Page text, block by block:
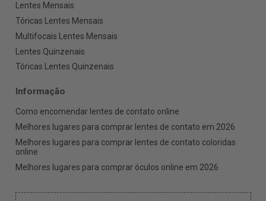
Lentes Mensais
Tóricas Lentes Mensais
Multifocais Lentes Mensais
Lentes Quinzenais
Tóricas Lentes Quinzenais
Informação
Como encomendar lentes de contato online
Melhores lugares para comprar lentes de contato em 2026
Melhores lugares para comprar lentes de contato coloridas
online
Melhores lugares para comprar óculos online em 2026